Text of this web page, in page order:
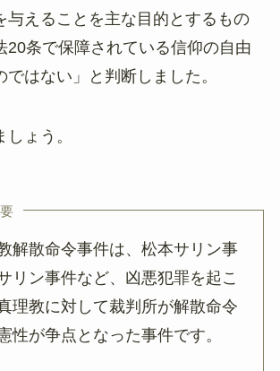
与えることを主な目的とするもの
20条で保障されている信仰の自由
ではない」と判断しました。
ょう。
解散命令事件は、松本サリン事
リン事件など、凶悪犯罪を起こ
理教に対して裁判所が解散命令
性が争点となった事件です。